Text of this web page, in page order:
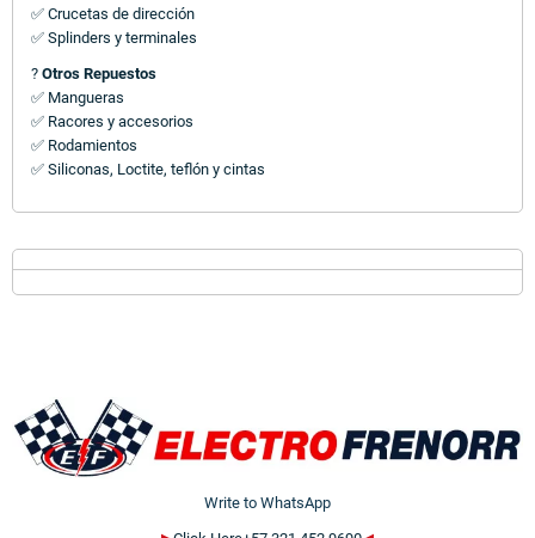
✅ Crucetas de dirección
✅ Splinders y terminales
? Otros Repuestos
✅ Mangueras
✅ Racores y accesorios
✅ Rodamientos
✅ Siliconas, Loctite, teflón y cintas
Write to WhatsApp